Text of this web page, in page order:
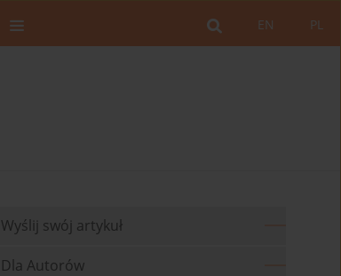
PL
EN
Wyślij swój artykuł
Dla Autorów